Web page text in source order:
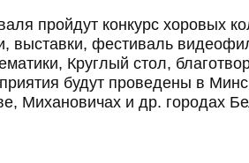
пройдут конкурс хоровых
выставки, фестиваль
Круглый стол,
будут проведены в
Михановичах и др. городах